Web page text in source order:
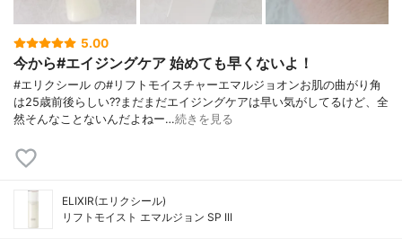
5.00
今から#エイジングケア 始めても早くないよ！
#エリクシール の#リフトモイスチャーエマルジョオンお肌の曲がり角
は25歳前後らしい??まだまだエイジングケアは早い気がしてるけど、全
然そんなことないんだよねー…続きを見る
ELIXIR(エリクシール)
リフトモイスト エマルジョン SP III